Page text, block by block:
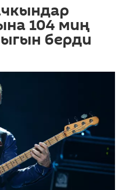
104 миң
берди